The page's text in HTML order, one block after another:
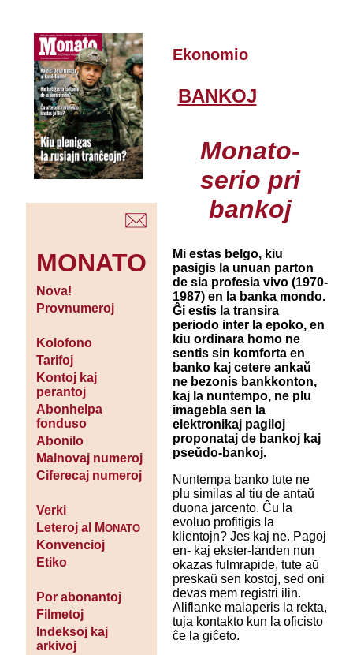
MONATO
Nova!
Provnumeroj
Kolofono
Tarifoj
Kontoj kaj
perantoj
Abonhelpa
fonduso
Abonilo
Malnovaj numeroj
Ciferecaj numeroj
Verki
Leteroj al MONATO
Konvencioj
Etiko
Por abonantoj
Filmetoj
Indeksoj kaj
arkivoj
Ekonomio
BANKOJ
Monato-
serio pri
bankoj
Mi estas belgo, kiu
pasigis la unuan parton
de sia profesia vivo (1970-
1987) en la banka mondo.
Ĝi estis la transira
periodo inter la epoko, en
kiu ordinara homo ne
sentis sin komforta en
banko kaj cetere ankaŭ
ne bezonis bankkonton,
kaj la nuntempo, ne plu
imagebla sen la
elektronikaj pagiloj
proponataj de bankoj kaj
pseŭdo-bankoj.
Nuntempa banko tute ne
plu similas al tiu de antaŭ
duona jarcento. Ĉu la
evoluo profitigis la
klientojn? Jes kaj ne. Pagoj
en- kaj ekster-landen nun
okazas fulmrapide, tute aŭ
preskaŭ sen kostoj, sed oni
devas mem registri ilin.
Aliflanke malaperis la rekta,
tuja kontakto kun la oficisto
ĉe la giĉeto.